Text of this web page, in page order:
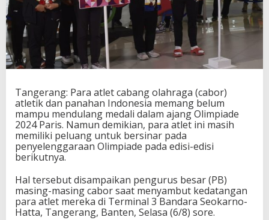
a
m
p
a
i
k
n
K
e
b
a
n
a
n
n
y
Tangerang: Para atlet cabang olahraga (cabor)
atletik dan panahan Indonesia memang belum
mampu mendulang medali dalam ajang Olimpiade
2024 Paris. Namun demikian, para atlet ini masih
memiliki peluang untuk bersinar pada
penyelenggaraan Olimpiade pada edisi-edisi
berikutnya.
Hal tersebut disampaikan pengurus besar (PB)
masing-masing cabor saat menyambut kedatangan
para atlet mereka di Terminal 3 Bandara Seokarno-
Hatta, Tangerang, Banten, Selasa (6/8) sore.